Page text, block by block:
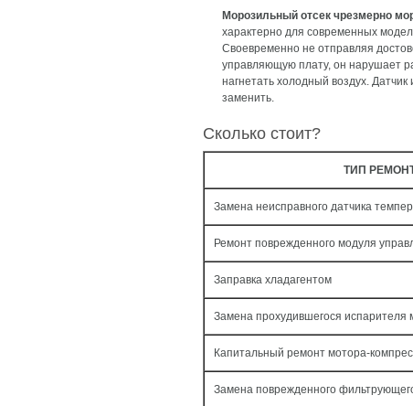
Морозильный отсек чрезмерно
характерно для современных
Своевременно не отправляя
управляющую плату, он нарушает
нагнетать холодный воздух.
заменить.
Сколько стоит?
ТИП
Замена неисправного датчика
Ремонт поврежденного модуля
Заправка хладагентом
Замена прохудившегося испарителя
Капитальный ремонт мотора-
Замена поврежденного